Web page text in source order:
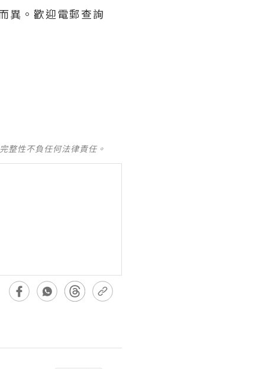
異。歡迎電郵查詢
整性不負任何法律責任。